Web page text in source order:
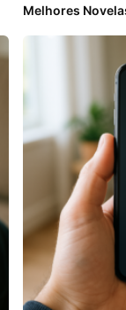
Retro
★4.45
Melhores